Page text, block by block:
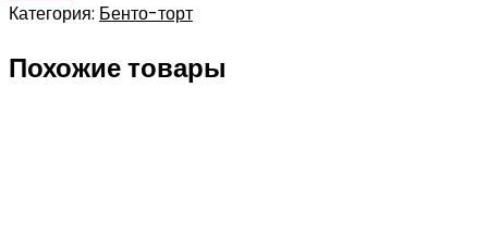
Категория: Бенто-торт
Похожие товары